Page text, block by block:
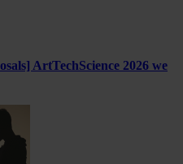
ArtTechScience 2026 we